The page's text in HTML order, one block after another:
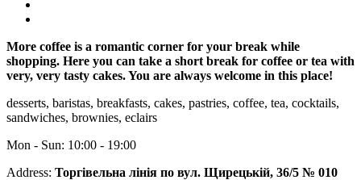
More coffee is a romantic corner for your break while
shopping. Here you can take a short break for coffee or tea with
very, very tasty cakes. You are always welcome in this place!
desserts, baristas, breakfasts, cakes, pastries, coffee, tea, cocktails,
sandwiches, brownies, eclairs
Mon - Sun: 10:00 - 19:00
Address: Торгівельна лінія по вул. Щирецькій, 36/5 № 010